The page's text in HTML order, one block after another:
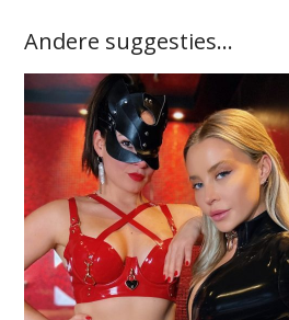
aantal
Andere suggesties…